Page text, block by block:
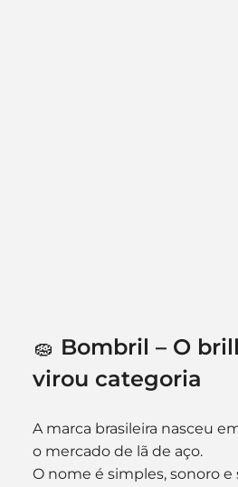
🧽 Bombril – O
virou categoria
A marca brasileira nasceu
o mercado de lã de aço.
O nome é simples, sonoro e